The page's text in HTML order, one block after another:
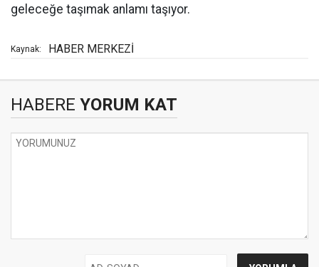
geleceğe taşımak anlamı taşıyor.
Kaynak: HABER MERKEZİ
HABERE YORUM KAT